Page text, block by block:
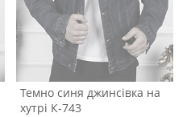
Темно синя джинсівка на
хутрі К-743